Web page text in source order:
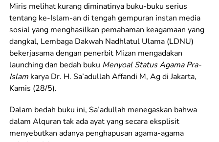
Miris melihat kurang diminatinya buku-buku serius
tentang ke-Islam-an di tengah gempuran instan media
sosial yang menghasilkan pemahaman keagamaan yang
dangkal, Lembaga Dakwah Nadhlatul Ulama (LDNU)
bekerjasama dengan penerbit Mizan mengadakan
launching dan bedah buku Menyoal Status Agama Pra-
Islamkarya Dr. H. Sa’adullah Affandi M, Ag di Jakarta,
Kamis (28/5).
Dalam bedah buku ini, Sa’adullah menegaskan bahwa
dalam Alquran tak ada ayat yang secara eksplisit
menyebutkan adanya penghapusan agama-agama